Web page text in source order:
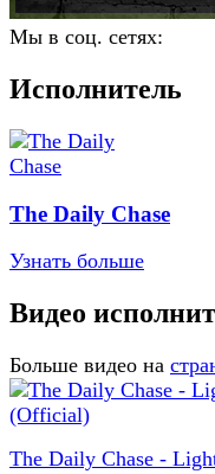
Мы в соц. сетях:
Исполнитель
The Daily Chase
Узнать больше
Видео
Больше видео на
The Daily Chase -